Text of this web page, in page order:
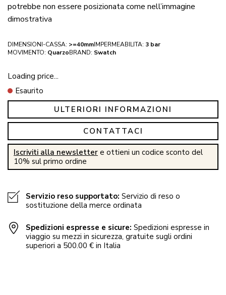
potrebbe non essere posizionata come nell’immagine
dimostrativa
DIMENSIONI-CASSA: >=40mmIMPERMEABILITA: 3 bar
MOVIMENTO: QuarzoBRAND: Swatch
Loading price...
Esaurito
ULTERIORI INFORMAZIONI
CONTATTACI
Iscriviti alla newsletter e ottieni un codice sconto del
10% sul primo ordine
Servizio reso supportato: Servizio di reso o
sostituzione della merce ordinata
Spedizioni espresse e sicure: Spedizioni espresse in
viaggio su mezzi in sicurezza, gratuite sugli ordini
superiori a 500.00 € in Italia